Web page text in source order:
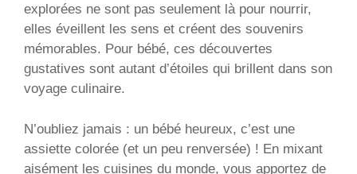
explorées ne sont pas seulement là pour nourrir,
elles éveillent les sens et créent des souvenirs
mémorables. Pour bébé, ces découvertes
gustatives sont autant d’étoiles qui brillent dans son
voyage culinaire.
N’oubliez jamais : un bébé heureux, c’est une
assiette colorée (et un peu renversée) ! En mixant
aisément les cuisines du monde, vous apportez de